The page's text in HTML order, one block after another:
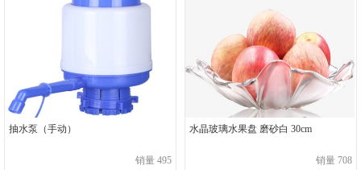
抽水泵（手动）
销量 495
水晶玻璃水果盘 磨砂白 30cm
销量 708